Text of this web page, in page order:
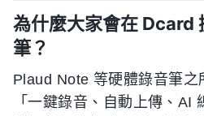
為什麼大家會在 Dcard
筆？
Plaud Note 等硬體錄音筆之
「一鍵錄音、自動上傳、AI